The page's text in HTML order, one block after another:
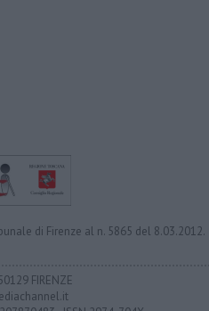
di Firenze al n. 5865 del 8.03.2012.
FIRENZE